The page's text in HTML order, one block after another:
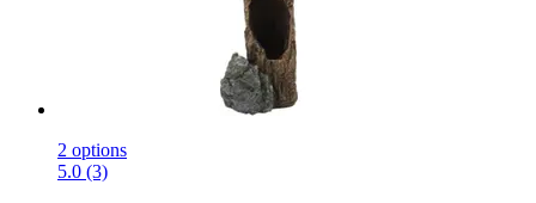
2 options
5.0 (3)